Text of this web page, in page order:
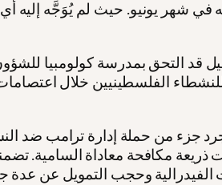
في شهر يونيو. حيث لم يُوَجَّه إليه
قد التحق بمدرسة كولومبيا
الفلسطينيين خلال
جزء من حملة إدارة ترامب ضد
ذريعة مكافحة معاداة السامية.